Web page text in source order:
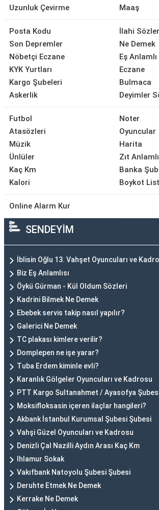
Uzunluk Çevirme
Maaş
Posta Kodu
Son Depremler
Nöbetçi Eczane
KYK Yurtları
Kargo Şubeleri
Askerlik
İlahi
Ne Demek
Eş
Eczane
Bulmaca
Deyimler
Futbol
Atasözleri
Müzik
Ünlüler
Kaç Km
Kalori
Noter
Oyuncular
Harita
Zıt
Banka
Boykot
Online Alarm Kur
SENDEYİM
İblisin Oğlu 13. Vahşet Oyuncuları ve
Biz Eş Anlamlısı
Öykü Gürman - Kül Oldum Sözleri
Kadrini Bilmek Ne Demek
Ebebek servis takip nasıl yapılır?
Galerici Ne Demek
TC plakası kimlere verilir?
Domplepen ne işe yarar?
Tuba Erdem kiminle evli?
Karanlık Gölgeler Oyuncuları ve Kadrosu
PTT Kargo Sultanahmet / Ayasofya
Moksifloksasin içeren ilaçlar hangileri?
Akbank İstanbul Kurumsal Şubesi Şubesi
Vahşi Güzel Oyuncuları ve Kadrosu
Denizli Çal Nazilli Aydın Arası Kaç Km
Ihlamur Sokak
Vakıfbank Natoyolu Şubesi Şubesi
Deruhte Etmek Ne Demek
Kerrake Ne Demek